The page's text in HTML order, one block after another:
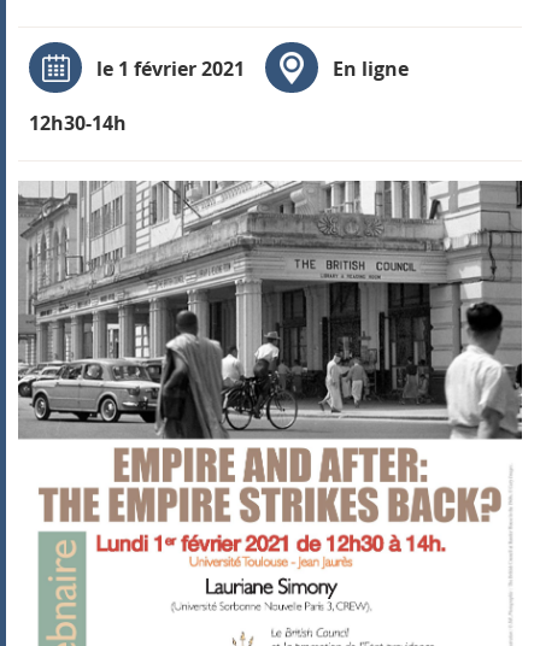
le 1 février 2021
12h30-14h
En ligne